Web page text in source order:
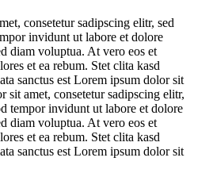
consetetur sadipscing elitr, sed
invidunt ut labore et dolore
diam voluptua. At vero eos et
et ea rebum. Stet clita kasd
sanctus est Lorem ipsum dolor sit
sit amet, consetetur sadipscing elitr,
tempor invidunt ut labore et dolore
diam voluptua. At vero eos et
et ea rebum. Stet clita kasd
sanctus est Lorem ipsum dolor sit